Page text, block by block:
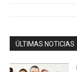
ÚLTIMAS NOTICIAS